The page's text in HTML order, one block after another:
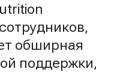
обширная
поддержки,